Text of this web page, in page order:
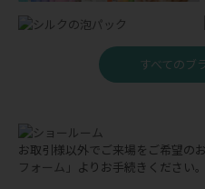
すべてのブ
お取引様以外でご来場をご希望の
フォーム」 よりお手続きください。